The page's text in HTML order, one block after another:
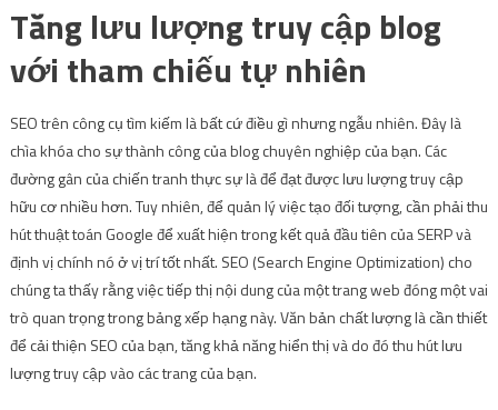
Tăng lưu lượng truy cập blog
với tham chiếu tự nhiên
SEO trên công cụ tìm kiếm là bất cứ điều gì nhưng ngẫu nhiên. Đây là
chìa khóa cho sự thành công của blog chuyên nghiệp của bạn. Các
đường gân của chiến tranh thực sự là để đạt được lưu lượng truy cập
hữu cơ nhiều hơn. Tuy nhiên, để quản lý việc tạo đối tượng, cần phải thu
hút thuật toán Google để xuất hiện trong kết quả đầu tiên của SERP và
định vị chính nó ở vị trí tốt nhất. SEO (Search Engine Optimization) cho
chúng ta thấy rằng việc tiếp thị nội dung của một trang web đóng một vai
trò quan trọng trong bảng xếp hạng này. Văn bản chất lượng là cần thiết
để cải thiện SEO của bạn, tăng khả năng hiển thị và do đó thu hút lưu
lượng truy cập vào các trang của bạn.